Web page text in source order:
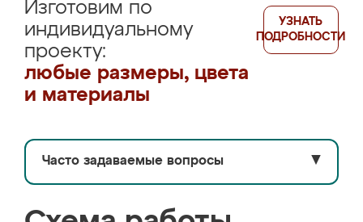
Изготовим по
индивидуальному
проекту:
любые размеры, цвета
и материалы
УЗНАТЬ
ПОДРОБНОСТИ
Часто задаваемые вопросы ▼